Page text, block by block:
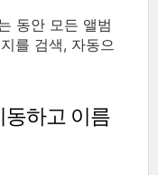
동안 모든 앨범
를 검색, 자동으
동하고 이름